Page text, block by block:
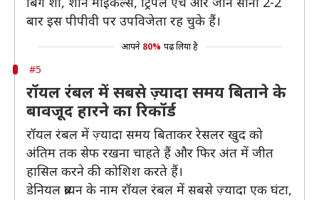
बार इस पीपीवी पर उपविजेता रह चुके हैं।
आपने 80% पढ़ लिया है
#5
रॉयल रंबल में सबसे ज़्यादा समय बिताने के
बावजूद हारने का रिकॉर्ड
रॉयल रंबल में ज़्यादा समय बिताकर रेसलर खुद को
अंतिम तक सेफ रखना चाहते हैं और फिर अंत में जीत
हासिल करने की कोशिश करते हैं।
डेनियल ब्रायन के नाम रॉयल रंबल में सबसे ज़्यादा एक घंटा,